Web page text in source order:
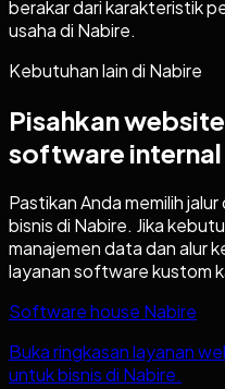
berakar dari karakteristik
usaha di Nabire.
Kebutuhan lain di Nabire
Pisahkan
software internal
Pastikan Anda memilih
bisnis di Nabire. Jika
manajemen data dan alur
layanan software kustom
Software house Nabire
Buka ringkasan layanan
untuk bisnis di Nabire.